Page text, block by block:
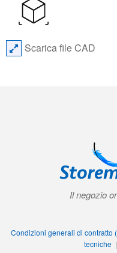
Scarica file CAD
Il negozio
Condizioni generali di contratto
tecniche |